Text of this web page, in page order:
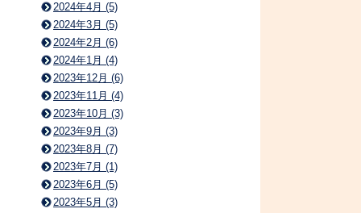
2024年4月 (5)
2024年3月 (5)
2024年2月 (6)
2024年1月 (4)
2023年12月 (6)
2023年11月 (4)
2023年10月 (3)
2023年9月 (3)
2023年8月 (7)
2023年7月 (1)
2023年6月 (5)
2023年5月 (3)